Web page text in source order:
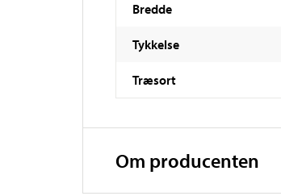
Bredde
Tykkelse
Træsort
Om producenten